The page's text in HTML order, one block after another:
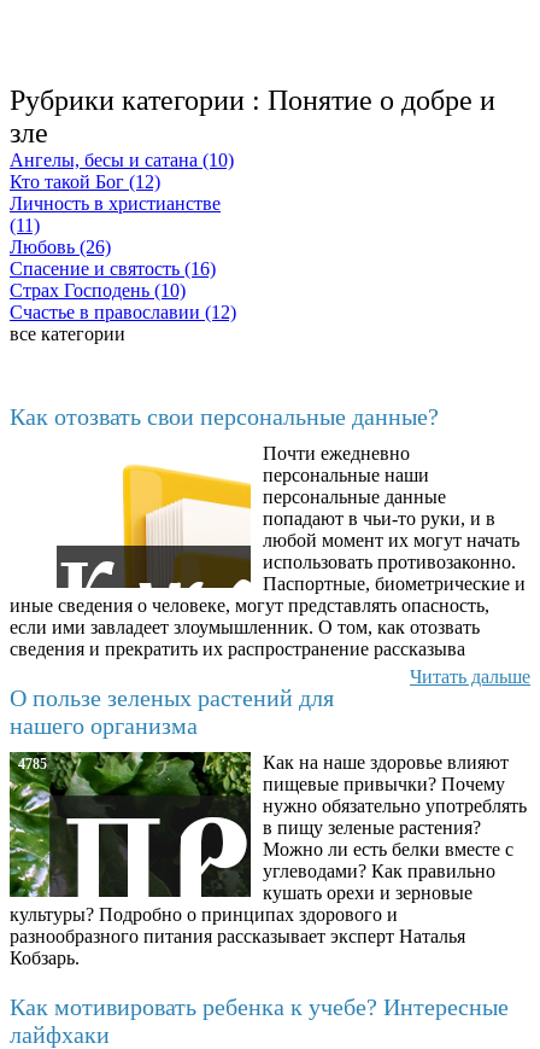
Рубрики категории : Понятие о добре и
зле
Ангелы, бесы и сатана (10)
Кто такой Бог (12)
Личность в христианстве
(11)
Любовь (26)
Спасение и святость (16)
Страх Господень (10)
Счастье в православии (12)
все категории
Как отозвать свои персональные данные?
Почти ежедневно
персональные наши
персональные данные
попадают в чьи-то руки, и в
любой момент их могут начать
использовать противозаконно.
Паспортные, биометрические и
иные сведения о человеке, могут представлять опасность,
если ими завладеет злоумышленник. О том, как отозвать
сведения и прекратить их распространение рассказыва
Читать дальше
О пользе зеленых растений для
нашего организма
4785
Как на наше здоровье влияют
пищевые привычки? Почему
нужно обязательно употреблять
в пищу зеленые растения?
Можно ли есть белки вместе с
углеводами? Как правильно
кушать орехи и зерновые
культуры? Подробно о принципах здорового и
разнообразного питания рассказывает эксперт Наталья
Кобзарь.
Как мотивировать ребенка к учебе? Интересные
лайфхаки